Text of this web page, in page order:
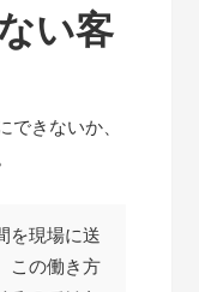
い客
きないか、
を現場に送
この働き方